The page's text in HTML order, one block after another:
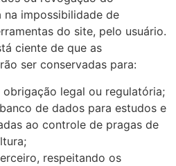
impossibilidade de
do site, pelo usuário.
ciente de que as
ser conservadas para:
legal ou regulatória;
de dados para estudos e
ao controle de pragas de
respeitando os